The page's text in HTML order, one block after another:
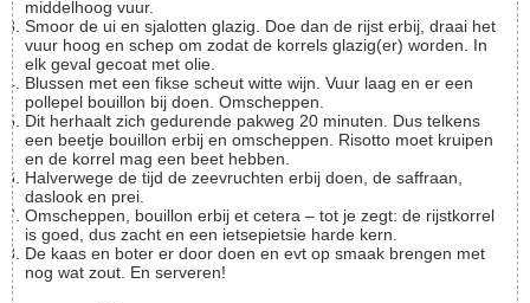
middelhoog vuur.
Smoor de ui en sjalotten glazig. Doe dan de rijst erbij, draai het
vuur hoog en schep om zodat de korrels glazig(er) worden. In
elk geval gecoat met olie.
Blussen met een fikse scheut witte wijn. Vuur laag en er een
pollepel bouillon bij doen. Omscheppen.
Dit herhaalt zich gedurende pakweg 20 minuten. Dus telkens
een beetje bouillon erbij en omscheppen. Risotto moet kruipen
en de korrel mag een beet hebben.
Halverwege de tijd de zeevruchten erbij doen, de saffraan,
daslook en prei.
Omscheppen, bouillon erbij et cetera – tot je zegt: de rijstkorrel
is goed, dus zacht en een ietsepietsie harde kern.
De kaas en boter er door doen en evt op smaak brengen met
nog wat zout. En serveren!